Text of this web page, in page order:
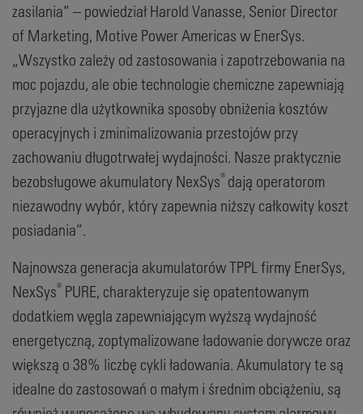
zasilania” – powiedział Harold Vanasse, Senior Director
of Marketing, Motive Power Americas w EnerSys.
„Wszystko zależy od zastosowania i zapotrzebowania na
moc pojazdu, ale obie technologie chemiczne zapewniają
przyjazne dla użytkownika sposoby obniżenia kosztów
operacyjnych i zminimalizowania przestojów przy
zachowaniu długotrwałej wydajności. Nasze praktycznie
bezobsługowe akumulatory NexSys® dają operatorom
niezawodny wybór, który zapewnia niższy całkowity koszt
posiadania”.
Najnowsza generacja akumulatorów TPPL firmy EnerSys,
NexSys® PURE, charakteryzuje się opatentowanym
dodatkiem węgla zapewniającym wyższą wydajność
energetyczną, zoptymalizowane ładowanie dorywcze oraz
większą o 38% liczbę cykli ładowania. Akumulatory te są
idealne do zastosowań o małym i średnim obciążeniu, są